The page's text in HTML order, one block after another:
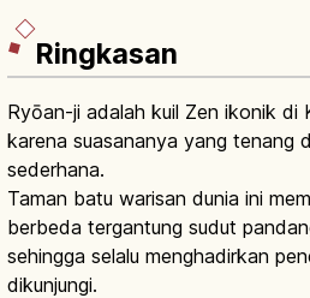
Ringkasan
Ryōan-ji adalah kuil Zen ikonik di
karena suasananya yang tenang
sederhana.
Taman batu warisan dunia ini
berbeda tergantung sudut
sehingga selalu menghadirkan
dikunjungi.